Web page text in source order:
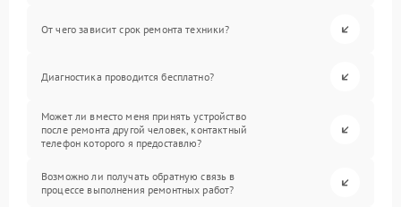
От чего зависит срок ремонта техники?
Диагностика проводится бесплатно?
Может ли вместо меня принять устройство
после ремонта другой человек, контактный
телефон которого я предоставлю?
Возможно ли получать обратную связь в
процессе выполнения ремонтных работ?